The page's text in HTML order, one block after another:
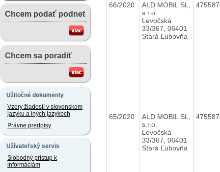
Chcem podať podnet
Chcem sa poradiť
Užitočné dokumenty
Vzory žiadostí v slovenskom
jazyku a iných jazykoch
Právne predpisy
Užívateľský servis
Slobodný prístup k
informáciám
66/2020
ALD MOBIL SL,
s.r.o.
Levočská
33/367, 06401
Stará Ľubovňa
65/2020
ALD MOBIL SL,
s.r.o.
Levočská
33/367, 06401
Stará Ľubovňa